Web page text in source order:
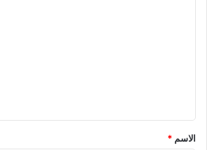
*
الاسم *